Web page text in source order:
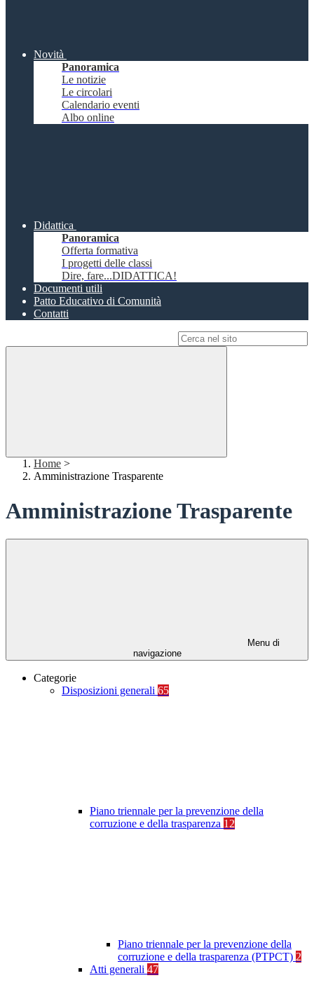
Novità
Panoramica
Le notizie
Le circolari
Calendario eventi
Albo online
Didattica
Panoramica
Offerta formativa
I progetti delle classi
Dire, fare...DIDATTICA!
Documenti utili
Patto Educativo di Comunità
Contatti
Home >
Amministrazione Trasparente
Amministrazione Trasparente
Menu di
navigazione
Categorie
Disposizioni generali 65
Piano triennale per la prevenzione della
corruzione e della trasparenza 12
Piano triennale per la prevenzione della
corruzione e della trasparenza (PTPCT) 2
Atti generali 47